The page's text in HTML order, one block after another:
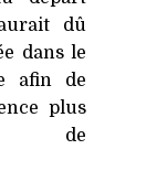
dû
dans le
afin de
plus
de